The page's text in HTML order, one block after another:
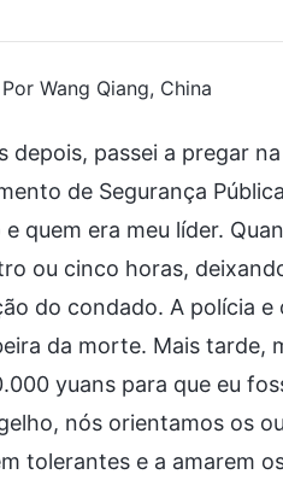
Por Wang Qiang, China
passei a pregar
de Segurança
quem era meu líder.
ou cinco horas,
do condado. A polícia
da morte. Mais tarde,
yuans para que eu
nós orientamos os
tolerantes e a amarem